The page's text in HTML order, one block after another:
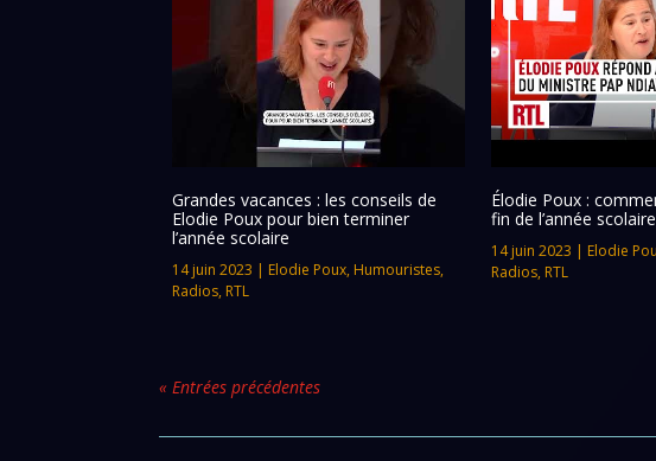
Grandes vacances : les conseils de
Elodie Poux pour bien terminer
l’année scolaire
14 juin 2023 | Elodie Poux, Humouristes,
Radios, RTL
Élodie Poux :
fin de l’année
14 juin 2023 | Elodie
Radios, RTL
« Entrées précédentes